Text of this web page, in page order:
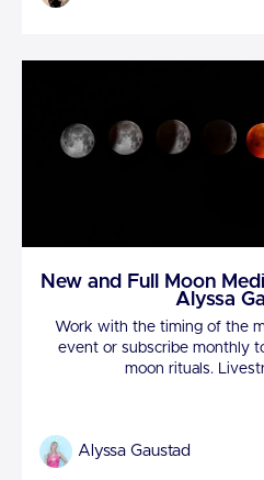
New and Full Moon
Alyssa
Work with the timing of the
event or subscribe monthly
moon rituals.
Alyssa Gaustad